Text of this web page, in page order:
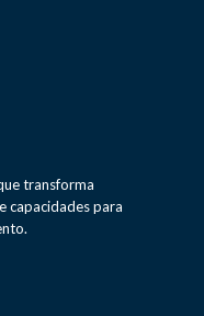
transforma
capacidades para